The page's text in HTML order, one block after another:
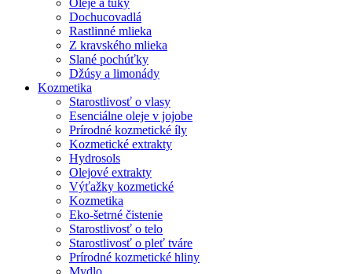
Oleje a tuky
Dochucovadlá
Rastlinné mlieka
Z kravského mlieka
Slané pochúťky
Džúsy a limonády
Kozmetika
Starostlivosť o vlasy
Esenciálne oleje v jojobe
Prírodné kozmetické íly
Kozmetické extrakty
Hydrosols
Olejové extrakty
Výťažky kozmetické
Kozmetika
Eko-šetrné čistenie
Starostlivosť o telo
Starostlivosť o pleť tváre
Prírodné kozmetické hliny